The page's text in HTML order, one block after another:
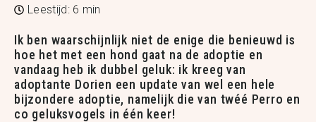
Leestijd: 6 min
Ik ben waarschijnlijk niet de enige die benieuwd is
hoe het met een hond gaat na de adoptie en
vandaag heb ik dubbel geluk: ik kreeg van
adoptante Dorien een update van wel een hele
bijzondere adoptie, namelijk die van twéé Perro en
co geluksvogels in één keer!